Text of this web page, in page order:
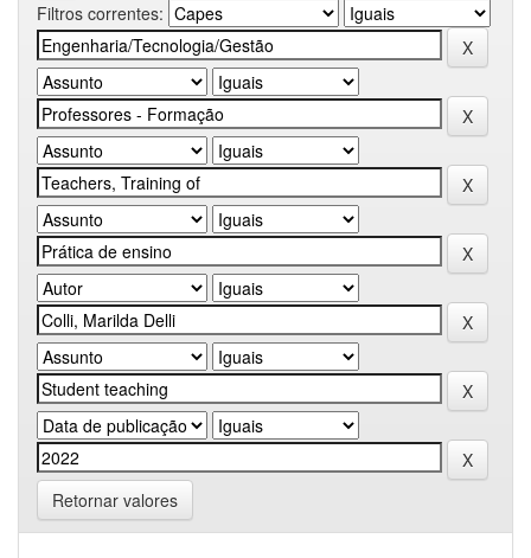
Filtros correntes:
Retornar valores